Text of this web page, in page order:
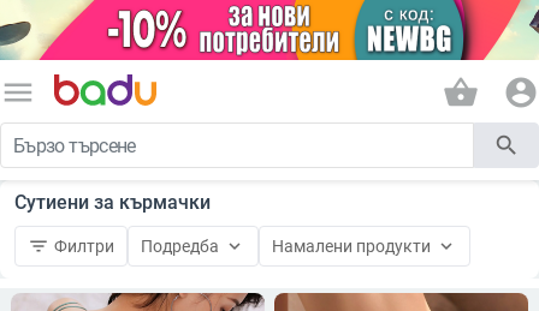
menu shopping_basket account_circle
search
Сутиени за кърмачки
filter_list Филтри Подредба keyboard_arrow_down Намалени продукти keyboard_arrow_down